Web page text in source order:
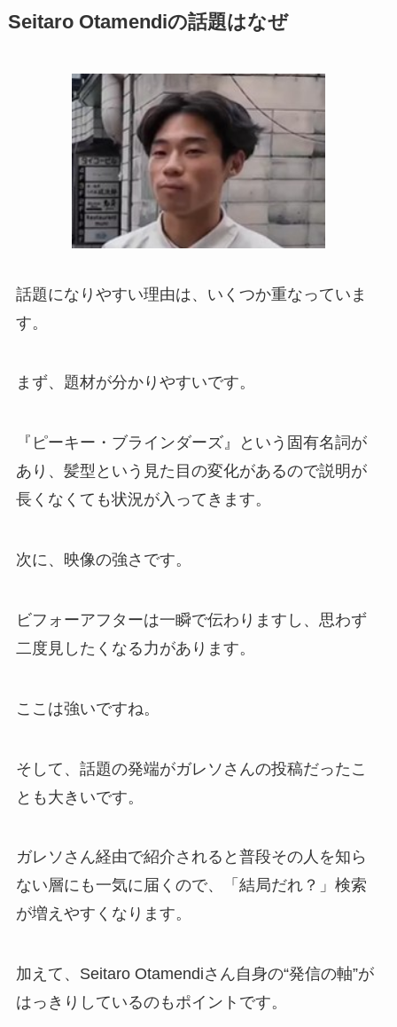
Seitaro Otamendiの話題はなぜ
話題になりやすい理由は、いくつか重なっていま
す。
まず、題材が分かりやすいです。
『ピーキー・ブラインダーズ』という固有名詞が
あり、髪型という見た目の変化があるので説明が
長くなくても状況が入ってきます。
次に、映像の強さです。
ビフォーアフターは一瞬で伝わりますし、思わず
二度見したくなる力があります。
ここは強いですね。
そして、話題の発端がガレソさんの投稿だったこ
とも大きいです。
ガレソさん経由で紹介されると普段その人を知ら
ない層にも一気に届くので、「結局だれ？」検索
が増えやすくなります。
加えて、Seitaro Otamendiさん自身の“発信の軸”が
はっきりしているのもポイントです。